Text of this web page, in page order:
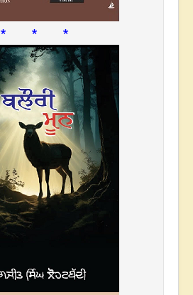
* * *